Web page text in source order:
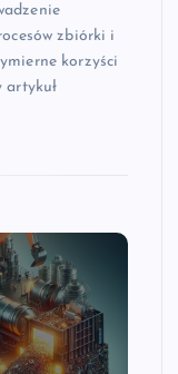
zbiórki i
korzyści
artykuł